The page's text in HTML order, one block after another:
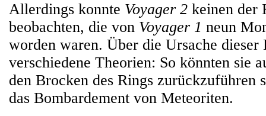
Allerdings konnte Voyager 2 keinen der
beobachten, die von Voyager 1 neun
worden waren. Über die Ursache dieser
verschiedene Theorien: So könnten sie
den Brocken des Rings zurückzuführen
das Bombardement von Meteoriten.